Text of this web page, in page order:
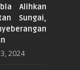
Alihkan
Sungai,
2024